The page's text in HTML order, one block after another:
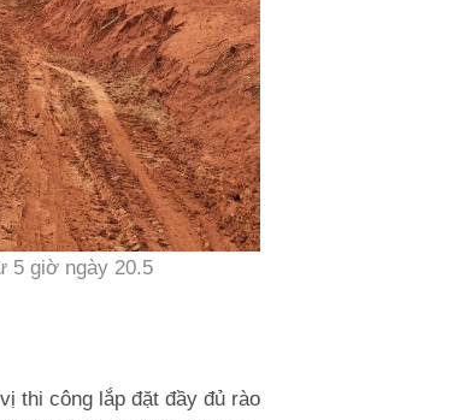
5 giờ ngày 20.5
thi công lắp đặt đầy đủ rào